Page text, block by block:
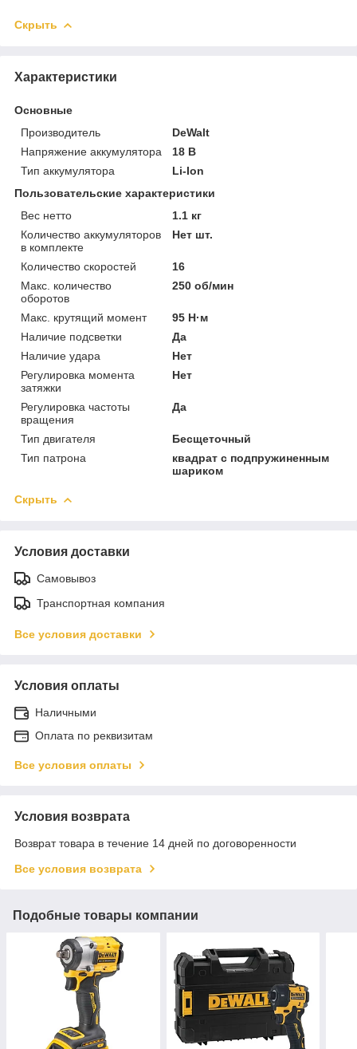
Скрыть
Характеристики
Основные
Производитель
DeWalt
Напряжение аккумулятора
18 В
Тип аккумулятора
Li-Ion
Пользовательские характеристики
Вес нетто
1.1 кг
Количество аккумуляторов
в комплекте
Нет шт.
Количество скоростей
16
Макс. количество
оборотов
250 об/мин
Макс. крутящий момент
95 Н·м
Наличие подсветки
Да
Наличие удара
Нет
Регулировка момента
затяжки
Нет
Регулировка частоты
вращения
Да
Тип двигателя
Бесщеточный
Тип патрона
квадрат с подпружиненным
шариком
Скрыть
Условия доставки
Самовывоз
Транспортная компания
Все условия доставки
Условия оплаты
Наличными
Оплата по реквизитам
Все условия оплаты
Условия возврата
Возврат товара в течение 14 дней по договоренности
Все условия возврата
Подобные товары компании